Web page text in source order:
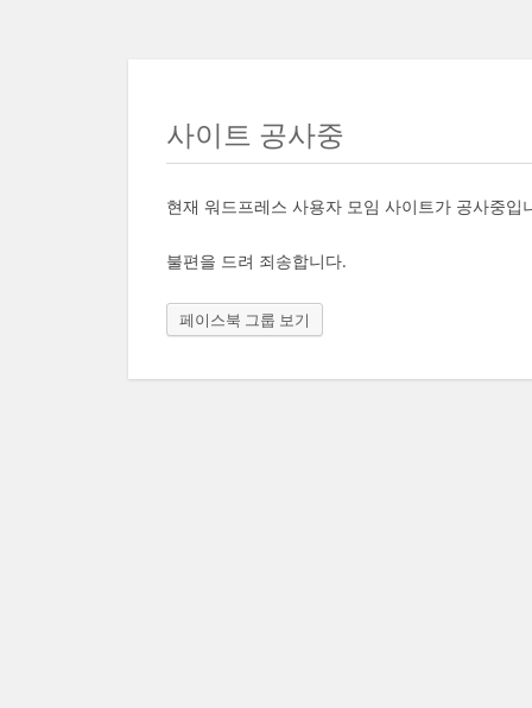
사이트 공사중
현재 워드프레스 사용자 모임 사이트가 공사중입
불편을 드려 죄송합니다.
페이스북 그룹 보기